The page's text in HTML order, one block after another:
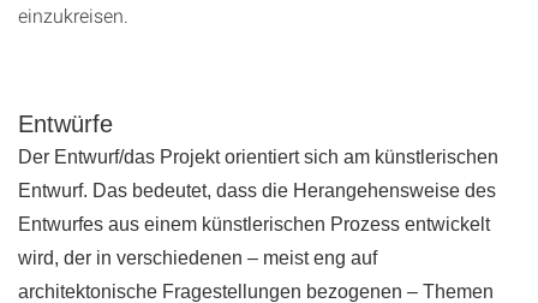
einzukreisen.
Entwürfe
Der Entwurf/das Projekt orientiert sich am künstlerischen
Entwurf. Das bedeutet, dass die Herangehensweise des
Entwurfes aus einem künstlerischen Prozess entwickelt
wird, der in verschiedenen – meist eng auf
architektonische Fragestellungen bezogenen – Themen